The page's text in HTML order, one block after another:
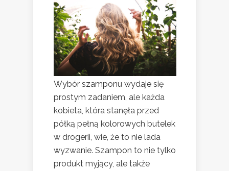
Wybór szamponu wydaje się
prostym zadaniem, ale każda
kobieta, która stanęła przed
półką pełną kolorowych butelek
w drogerii, wie, że to nie lada
wyzwanie. Szampon to nie tylko
produkt myjący, ale także